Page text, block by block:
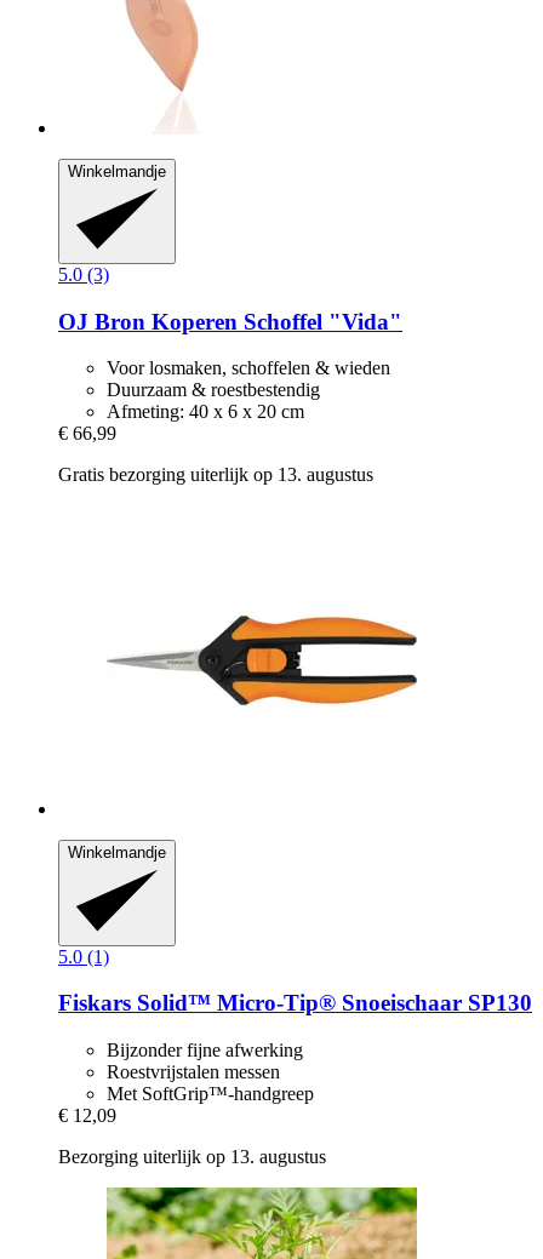
Winkelmandje
5.0 (3)
OJ Bron Koperen Schoffel "Vida"
Voor losmaken, schoffelen & wieden
Duurzaam & roestbestendig
Afmeting: 40 x 6 x 20 cm
€ 66,99
Gratis bezorging uiterlijk op 13. augustus
Winkelmandje
5.0 (1)
Fiskars Solid™ Micro-​Tip® Snoeischaar SP130
Bijzonder fijne afwerking
Roestvrijstalen messen
Met SoftGrip™-handgreep
€ 12,09
Bezorging uiterlijk op 13. augustus